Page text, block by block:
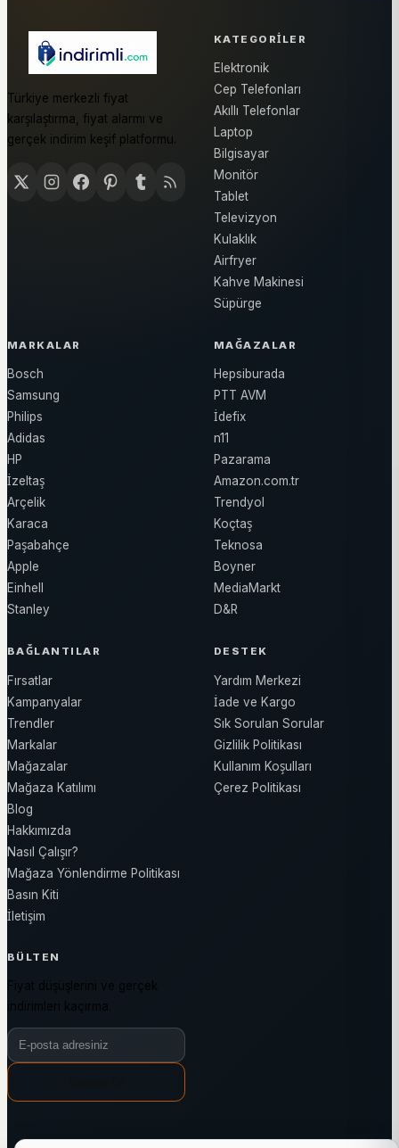
Türkiye merkezli fiyat
karşılaştırma, fiyat alarmı ve
gerçek indirim keşif platformu.
KATEGORILER
Elektronik
Cep Telefonları
Akıllı Telefonlar
Laptop
Bilgisayar
Monitör
Tablet
Televizyon
Kulaklık
Airfryer
Kahve Makinesi
Süpürge
MARKALAR
Bosch
Samsung
Philips
Adidas
HP
İzeltaş
Arçelik
Karaca
Paşabahçe
Apple
Einhell
Stanley
MAĞAZALAR
Hepsiburada
PTT AVM
İdefix
n11
Pazarama
Amazon.com.tr
Trendyol
Koçtaş
Teknosa
Boyner
MediaMarkt
D&R
BAĞLANTILAR
Fırsatlar
Kampanyalar
Trendler
Markalar
Mağazalar
Mağaza Katılımı
Blog
Hakkımızda
Nasıl Çalışır?
Mağaza Yönlendirme Politikası
Basın Kiti
İletişim
DESTEK
Yardım Merkezi
İade ve Kargo
Sık Sorulan Sorular
Gizlilik Politikası
Kullanım Koşulları
Çerez Politikası
BÜLTEN
Fiyat düşüşlerini ve gerçek
indirimleri kaçırma.
Bülten e-posta adresiniz